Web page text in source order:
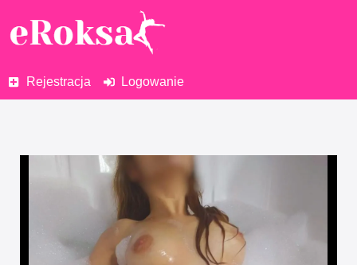
Rejestracja Logowanie